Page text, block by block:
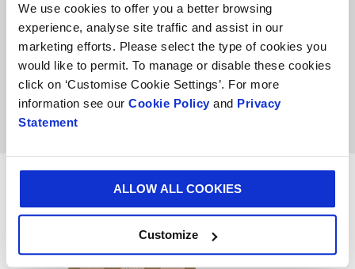
We use cookies to offer you a better browsing
experience, analyse site traffic and assist in our
marketing efforts. Please select the type of cookies you
would like to permit. To manage or disable these cookies
click on ‘Customise Cookie Settings’. For more
information see our Cookie Policy and Privacy
Statement
ALLOW ALL COOKIES
Customize